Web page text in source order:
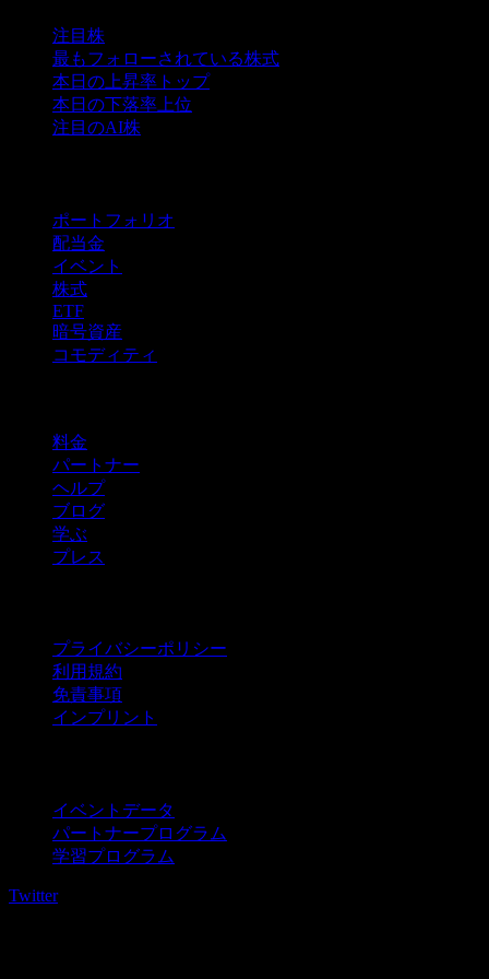
注目株
最もフォローされている株式
本日の上昇率トップ
本日の下落率上位
注目のAI株
ポートフォリオ
配当金
イベント
株式
ETF
暗号資産
コモディティ
料金
パートナー
ヘルプ
ブログ
学ぶ
プレス
プライバシーポリシー
利用規約
免責事項
インプリント
イベントデータ
パートナープログラム
学習プログラム
Twitter